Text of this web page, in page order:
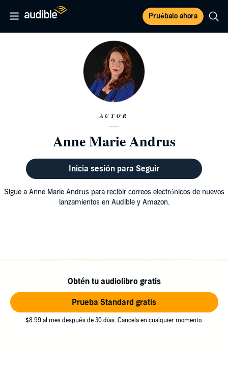
Pruébalo ahora
AUTOR
Anne Marie Andrus
Inicia sesión para Seguir
Sigue a Anne Marie Andrus para recibir correos electrónicos de nuevos
lanzamientos en Audible y Amazon.
Obtén tu audiolibro gratis
Prueba Standard gratis
$8.99 al mes después de 30 días. Cancela en cualquier momento.